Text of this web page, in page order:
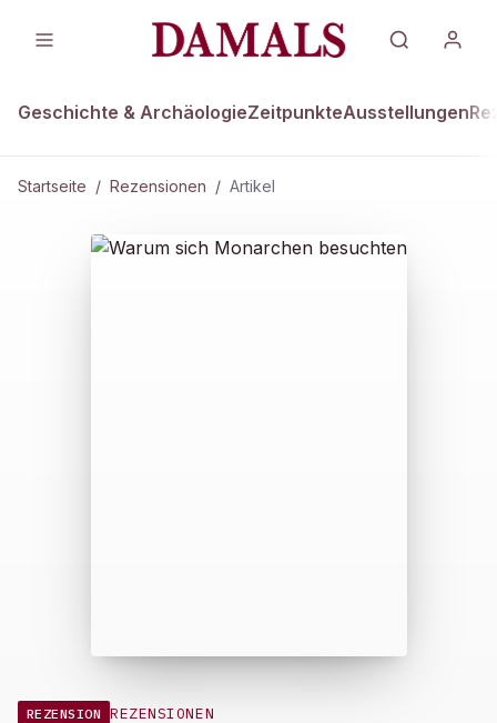
Geschichte & ArchäologieZeitpunkteAusstellungen
Startseite / Rezensionen / Artikel
REZENSION REZENSIONEN